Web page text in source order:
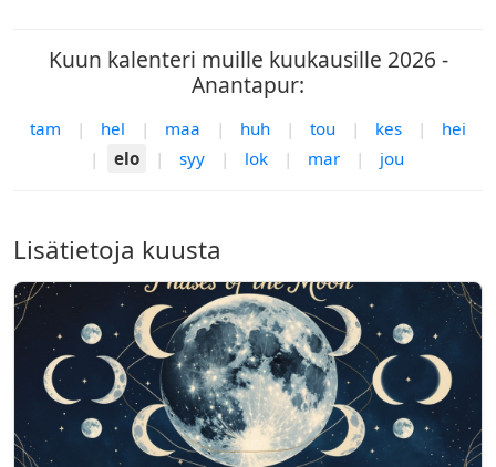
Kuun kalenteri muille kuukausille 2026 -
Anantapur:
tam | hel | maa | huh | tou | kes |
hei
|
elo | syy | lok | mar | jou
Lisätietoja kuusta